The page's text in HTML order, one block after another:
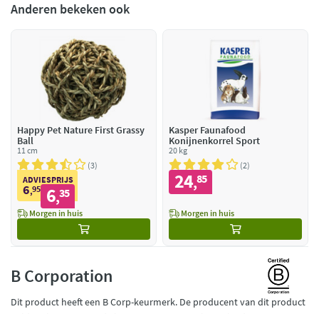
Anderen bekeken ook
Happy Pet Nature First Grassy
Ball
11 cm
3
ADVIESPRIJS
6,95 6,35
Morgen in huis
Kasper Faunafood
Konijnenkorrel Sport
20 kg
2
24,85
Morgen in huis
B Corporation
Dit product heeft een B Corp-keurmerk. De producent van dit product